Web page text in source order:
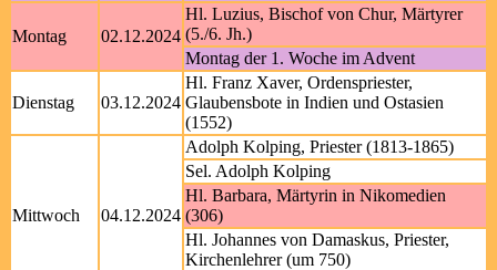
Montag 02.12.2024
Hl. Luzius, Bischof von Chur, Märtyrer
(5./6. Jh.)
Montag der 1. Woche im Advent
Dienstag 03.12.2024
Hl. Franz Xaver, Ordenspriester,
Glaubensbote in Indien und Ostasien
(1552)
Mittwoch 04.12.2024
Adolph Kolping, Priester (1813-1865)
Sel. Adolph Kolping
Hl. Barbara, Märtyrin in Nikomedien
(306)
Hl. Johannes von Damaskus, Priester,
Kirchenlehrer (um 750)